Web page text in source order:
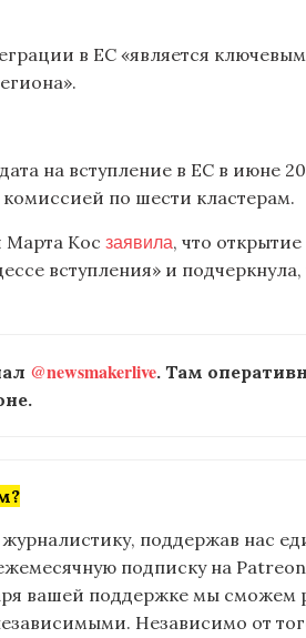
в ЕС «является
на вступление в ЕС в июне
по шести кластерам.
Марта Кос заявила, что
вступления» и
@newsmakerlive. Там
поддержав нас
подписку на
вашей поддержке мы сможем
Независимо от